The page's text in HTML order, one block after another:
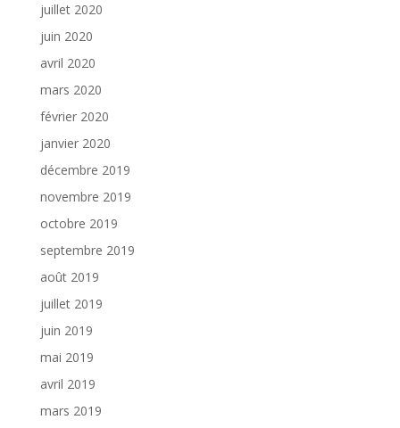
juillet 2020
juin 2020
avril 2020
mars 2020
février 2020
janvier 2020
décembre 2019
novembre 2019
octobre 2019
septembre 2019
août 2019
juillet 2019
juin 2019
mai 2019
avril 2019
mars 2019